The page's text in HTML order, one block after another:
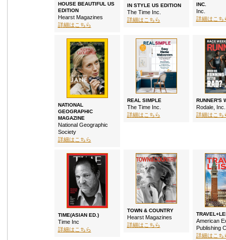
HOUSE BEAUTIFUL US
EDITION
Hearst Magazines
詳細はこちら
IN STYLE US EDITION
The Time Inc.
詳細はこちら
INC.
Inc.
詳細はこち
NATIONAL
GEOGRAPHIC
MAGAZINE
National Geographic
Society
詳細はこちら
REAL SIMPLE
The Time Inc.
詳細はこちら
RUNNER'S
Rodale, Inc.
詳細はこち
TIME(ASIAN ED.)
Time Inc
詳細はこちら
TOWN & COUNTRY
Hearst Magazines
詳細はこちら
American
Publishing
詳細はこち